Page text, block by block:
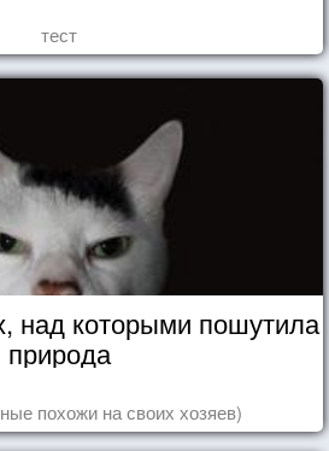
тест
над которыми пошутила
природа
похожи на своих хозяев)